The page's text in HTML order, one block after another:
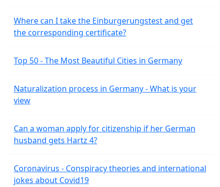
Where can I take the Einburgerungstest and get
the corresponding certificate?
Top 50 - The Most Beautiful Cities in Germany
Naturalization process in Germany - What is your
view
Can a woman apply for citizenship if her German
husband gets Hartz 4?
Coronavirus - Conspiracy theories and international
jokes about Covid19